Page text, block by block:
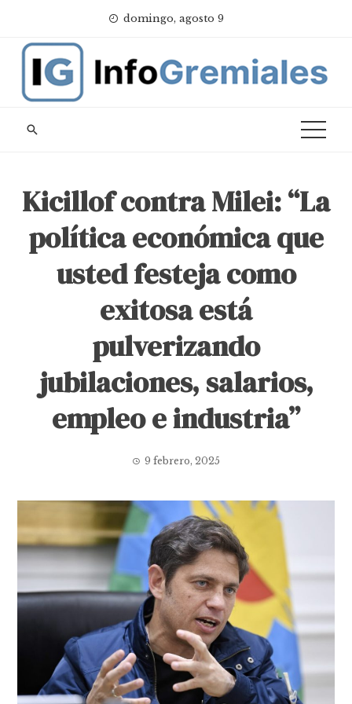
content
domingo, agosto 9
Kicillof contra Milei: “La
política económica que
usted festeja como
exitosa está
pulverizando
jubilaciones, salarios,
empleo e industria”
9 febrero, 2025